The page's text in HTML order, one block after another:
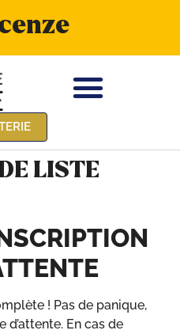
LISTE
! Pas de panique,
En cas de